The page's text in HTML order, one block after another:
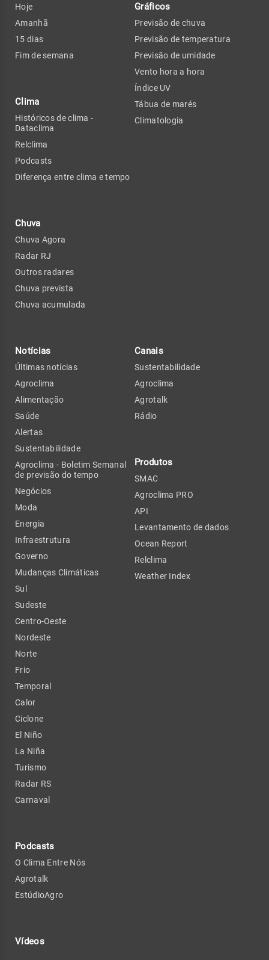
Hoje
Amanhã
15 dias
Fim de semana
Clima
Históricos de clima -
Dataclima
Relclima
Podcasts
Diferença entre clima e tempo
Chuva
Chuva Agora
Radar RJ
Outros radares
Chuva prevista
Chuva acumulada
Gráficos
Previsão de chuva
Previsão de temperatura
Previsão de umidade
Vento hora a hora
Índice UV
Tábua de marés
Climatologia
Notícias
Últimas notícias
Agroclima
Alimentação
Saúde
Alertas
Sustentabilidade
Agroclima - Boletim Semanal
de previsão do tempo
Negócios
Moda
Energia
Infraestrutura
Governo
Mudanças Climáticas
Sul
Sudeste
Centro-Oeste
Nordeste
Norte
Frio
Temporal
Calor
Ciclone
El Niño
La Niña
Turismo
Radar RS
Carnaval
Podcasts
O Clima Entre Nós
Agrotalk
EstúdioAgro
Vídeos
Canais
Sustentabilidade
Agroclima
Agrotalk
Rádio
Produtos
SMAC
Agroclima PRO
API
Levantamento de dados
Ocean Report
Relclima
Weather Index